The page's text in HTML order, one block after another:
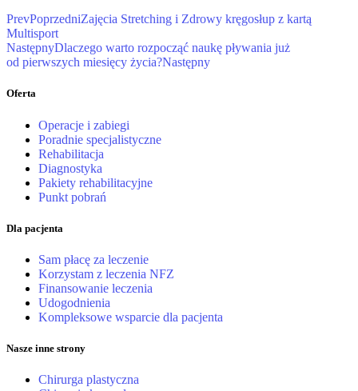
PrevPoprzedniZajęcia Stretching i Zdrowy kręgosłup z kartą
Multisport
NastępnyDlaczego warto rozpocząć naukę pływania już
od pierwszych miesięcy życia?Następny
Oferta
Operacje i zabiegi
Poradnie specjalistyczne
Rehabilitacja
Diagnostyka
Pakiety rehabilitacyjne
Punkt pobrań
Dla pacjenta
Sam płacę za leczenie
Korzystam z leczenia NFZ
Finansowanie leczenia
Udogodnienia
Kompleksowe wsparcie dla pacjenta
Nasze inne strony
Chirurga plastyczna